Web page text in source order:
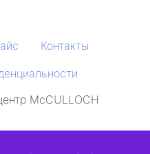
Контакты
McCULLOCH